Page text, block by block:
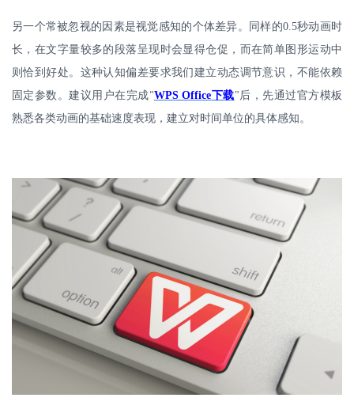
另一个常被忽视的因素是视觉感知的个体差异。同样的0.5秒动画时
长，在文字量较多的段落呈现时会显得仓促，而在简单图形运动中
则恰到好处。这种认知偏差要求我们建立动态调节意识，不能依赖
固定参数。建议用户在完成"WPS Office下载" 后，先通过官方模板
熟悉各类动画的基础速度表现，建立对时间单位的具体感知。